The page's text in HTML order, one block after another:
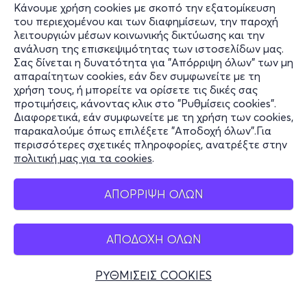
Κάνουμε χρήση cookies με σκοπό την εξατομίκευση
του περιεχομένου και των διαφημίσεων, την παροχή
λειτουργιών μέσων κοινωνικής δικτύωσης και την
ανάλυση της επισκεψιμότητας των ιστοσελίδων μας.
Σας δίνεται η δυνατότητα για "Απόρριψη όλων" των μη
απαραίτητων cookies, εάν δεν συμφωνείτε με τη
χρήση τους, ή μπορείτε να ορίσετε τις δικές σας
προτιμήσεις, κάνοντας κλικ στο "Ρυθμίσεις cookies".
Διαφορετικά, εάν συμφωνείτε με τη χρήση των cookies,
παρακαλούμε όπως επιλέξετε "Αποδοχή όλων".Για
περισσότερες σχετικές πληροφορίες, ανατρέξτε στην
πολιτική μας για τα cookies.
ΑΠΟΡΡΙΨΗ ΟΛΩΝ
ΑΠΟΔΟΧΗ ΟΛΩΝ
ΡΥΘΜΙΣΕΙΣ COOKIES
1,90€
Εισιτήρια